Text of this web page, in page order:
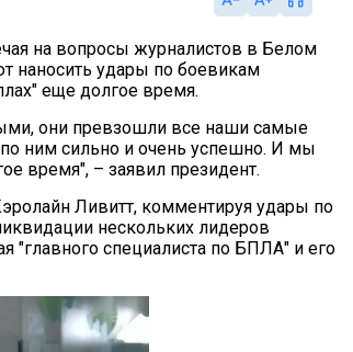
на вопросы журналистов в Белом
наносить удары по боевикам
еще долгое время.
они превзошли все наши самые
ним сильно и очень успешно. И мы
время", – заявил президент.
Ливитт, комментируя удары по
нескольких лидеров
"главного специалиста по БПЛА" и его